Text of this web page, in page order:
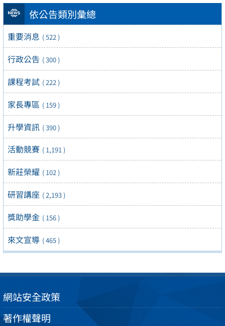
依公告類別彙總
重要消息 ( 522 )
行政公告 ( 300 )
課程考試 ( 222 )
家長專區 ( 159 )
升學資訊 ( 390 )
活動競賽 ( 1,191 )
新莊榮耀 ( 102 )
研習講座 ( 2,193 )
獎助學金 ( 156 )
來文宣導 ( 465 )
網站安全政策
著作權聲明